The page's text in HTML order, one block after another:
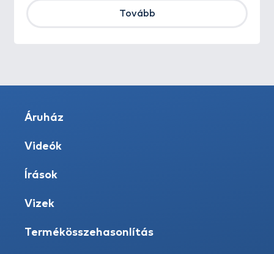
Tovább
Áruház
Videók
Írások
Vizek
Termékösszehasonlítás